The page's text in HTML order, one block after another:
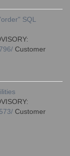
SQL
Customer
Customer